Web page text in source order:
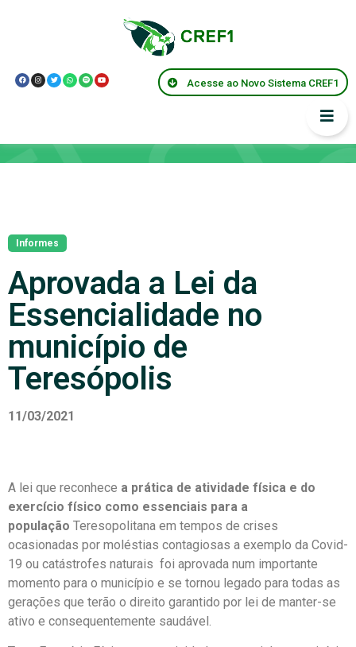
Acesse ao Novo Sistema CREF1
Informes
Aprovada a Lei da
Essencialidade no
município de
Teresópolis
11/03/2021
A lei que reconhece a prática de atividade física e do
exercício físico como essenciais para a
população Teresopolitana em tempos de crises
ocasionadas por moléstias contagiosas a exemplo da Covid-
19 ou catástrofes naturais foi aprovada num importante
momento para o município e se tornou legado para todas as
gerações que terão o direito garantido por lei de manter-se
ativo e consequentemente saudável.